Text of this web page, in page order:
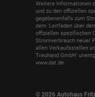
Weitere Informationen
und zu den offiziellen
gegebenenfalls zum
dem 'Leitfaden über
offiziellen spezifischen
Stromverbrauch neuer
allen Verkaufsstellen
Treuhand GmbH'
www.dat.de.
© 2026 Autohaus